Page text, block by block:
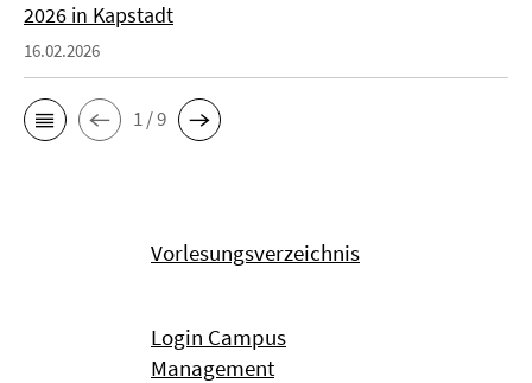
2026 in Kapstadt
16.02.2026
1 / 9
Vorlesungsverzeichnis
Login Campus
Management